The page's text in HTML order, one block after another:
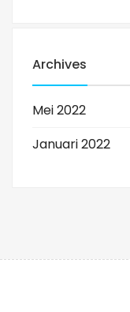
Archives
Mei 2022
Januari 2022